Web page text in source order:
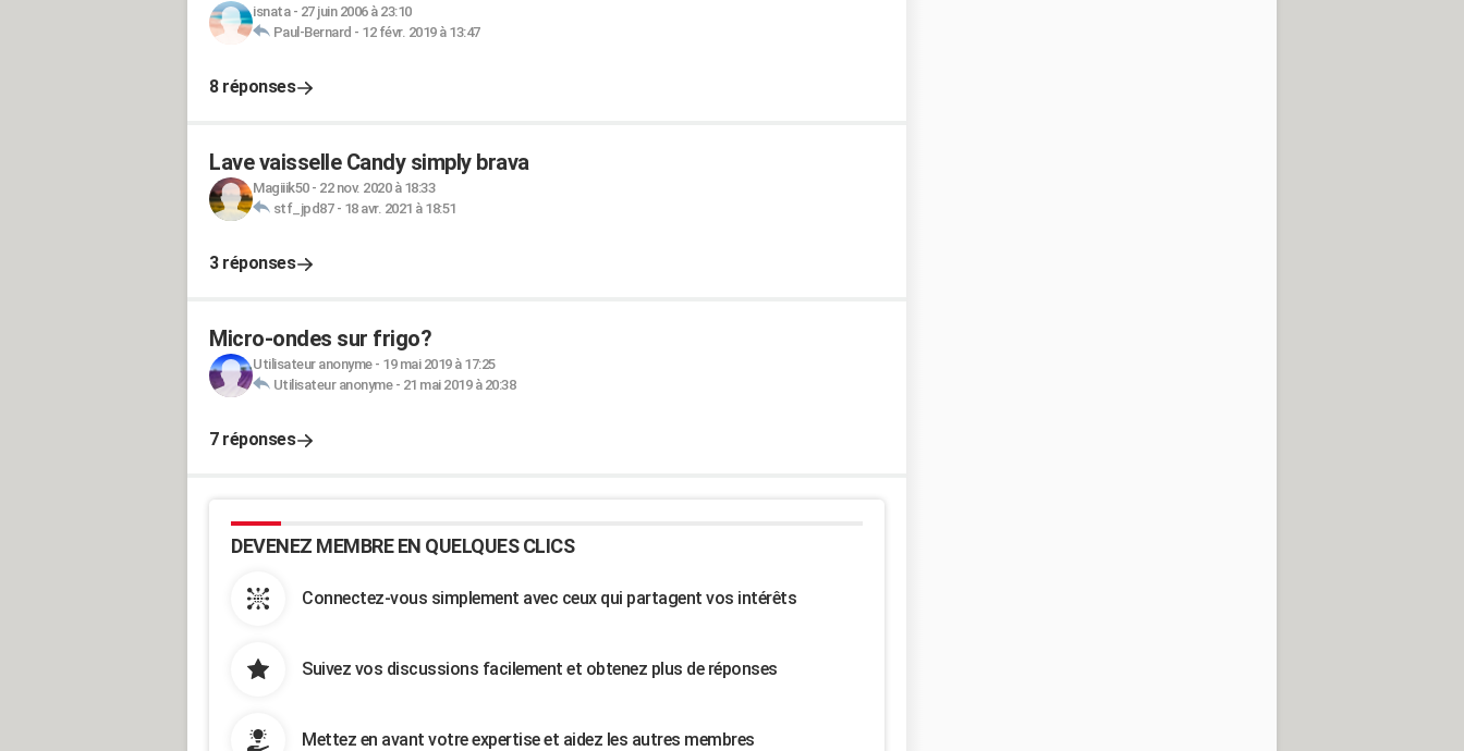
isnata- 27 juin 2006 à 23:10
Paul-Bernard - 12 févr. 2019 à 13:47
8 réponses
Lave vaisselle Candy simply brava
Magiiik50- 22 nov. 2020 à 18:33
stf_jpd87- 18 avr. 2021 à 18:51
3 réponses
Micro-ondes sur frigo?
Utilisateur anonyme- 19 mai 2019 à 17:25
Utilisateur anonyme- 21 mai 2019 à 20:38
7 réponses
DEVENEZ MEMBRE EN QUELQUES CLICS
Connectez-vous simplement avec ceux qui partagent vos intérêts
Suivez vos discussions facilement et obtenez plus de réponses
Mettez en avant votre expertise et aidez les autres membres